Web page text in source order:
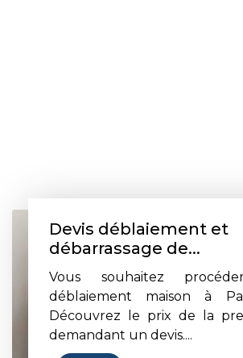
Devis déblaiement et
débarrassage de...
Vous souhaitez
déblaiement maison à
Découvrez le prix de la
demandant un devis....